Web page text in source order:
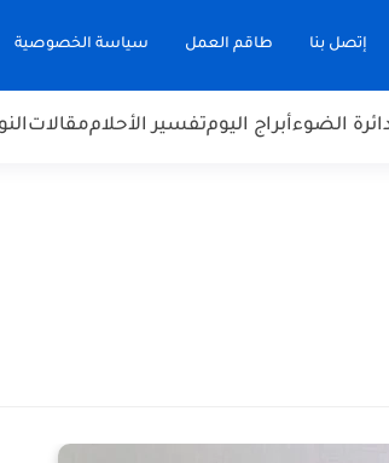
إتصل بنا طاقم العمل سياسة الخصوصية
الضوءأبراج اليومتفسير الأحلاممقالات